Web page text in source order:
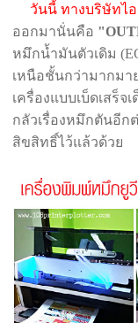
วันนี้ ทางบริษัทไอ
ออกมานั่นคือ
หมึกน้ำมันตัวเดิม
เหนือชั้นกว่ามากมา
เครื่องแบบเบ็ดเสร็
กลัวเรื่องหมึกตันอี
สิขสิทธิ์ไว้แล้วด้วย